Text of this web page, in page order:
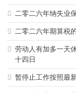
二零二六年纳失业
二零二六年期算税
劳动人有加多一天
十四日
暂停止工作按照最